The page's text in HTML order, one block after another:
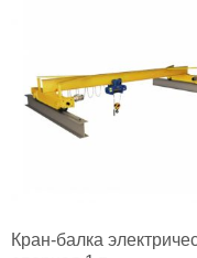
Кран-балка